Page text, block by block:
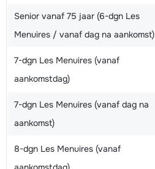
Senior vanaf 75 jaar (6-dgn Les
Menuires / vanaf dag na aankomst)
7-dgn Les Menuires (vanaf
aankomstdag)
7-dgn Les Menuires (vanaf dag na
aankomst)
8-dgn Les Menuires (vanaf